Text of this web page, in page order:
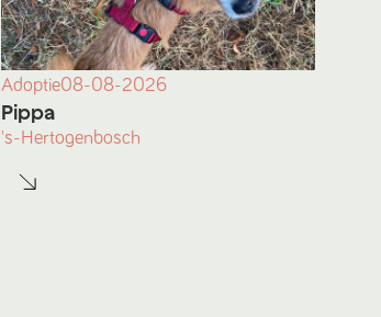
Adoptie08-08-2026
Pippa
's-Hertogenbosch